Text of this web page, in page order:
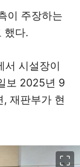
이 주장하는
했다.
서 시설장이
보 2025년 9
재판부가 현